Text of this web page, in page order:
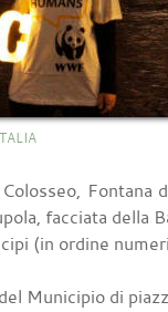
Fontana
facciata della
(in ordine
Municipio di